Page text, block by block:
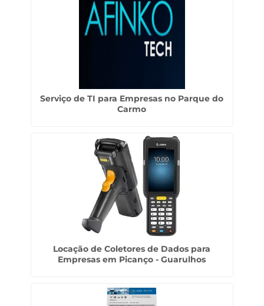
Serviço de TI para Empresas no Parque do
Carmo
Locação de Coletores de Dados para
Empresas em Picanço - Guarulhos